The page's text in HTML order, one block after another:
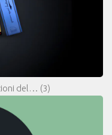
del… (3)